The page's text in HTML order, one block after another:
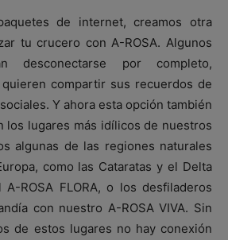
de internet, creamos otra
tu crucero con A-ROSA. Algunos
desconectarse por completo,
compartir sus recuerdos de
Y ahora esta opción también
los lugares más idílicos de nuestros
algunas de las regiones naturales
como las Cataratas y el Delta
ROSA FLORA, o los desfiladeros
con nuestro A-ROSA VIVA. Sin
de estos lugares no hay conexión